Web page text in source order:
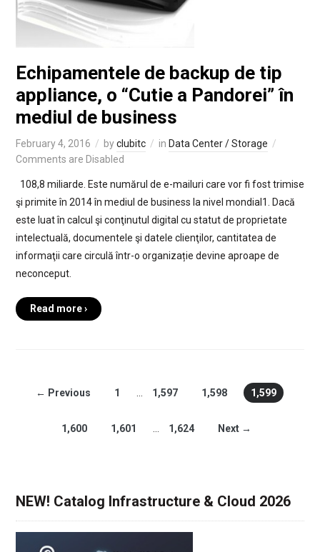
Echipamentele de backup de tip
appliance, o “Cutie a Pandorei” în
mediul de business
February 4, 2016 byclubitc in Data Center / Storage
Comments are Disabled
108,8 miliarde. Este numărul de e-mailuri care vor fi fost trimise
şi primite în 2014 în mediul de business la nivel mondial1. Dacă
este luat în calcul şi conţinutul digital cu statut de proprietate
intelectuală, documentele şi datele clienţilor, cantitatea de
informaţii care circulă într-o organizație devine aproape de
neconceput.
Read more ›
← Previous 1 1,597 1,598 1,599
1,600 1,601 1,624 Next →
NEW! Catalog Infrastructure & Cloud 2026